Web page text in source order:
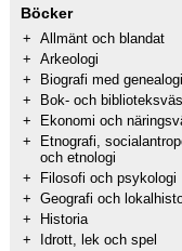
Böcker
+ Allmänt och blandat
+ Arkeologi
+
Biografi med genealogi
+
Bok- och
+
Ekonomi och
+
Etnografi,
och etnologi
+
Filosofi och psykologi
+ Geografi och
+
Historia
+
Idrott, lek och spel